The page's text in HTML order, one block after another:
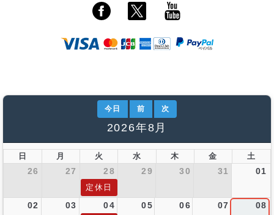
今日 前 次
2026年8月
日 月 火 水 木 金 土
26 27 28 29 30 31 01
定休日
02 03 04 05 06 07 08